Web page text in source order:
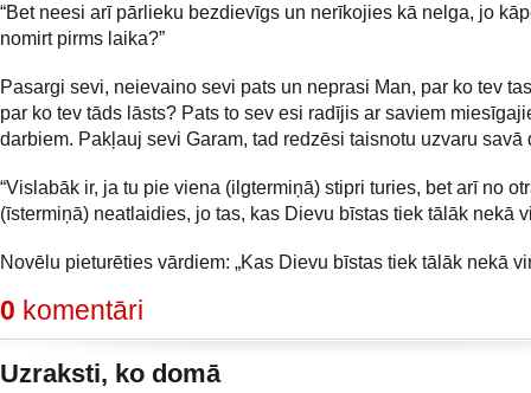
“Bet neesi arī pārlieku bezdievīgs un nerīkojies kā nelga, jo
nomirt pirms laika?”
Pasargi sevi, neievaino sevi pats un neprasi Man, par ko tev
par ko tev tāds lāsts? Pats to sev esi radījis ar saviem
darbiem. Pakļauj sevi Garam, tad redzēsi taisnotu uzvaru savā
“Vislabāk ir, ja tu pie viena (ilgtermiņā) stipri turies, bet arī no
(īstermiņā) neatlaidies, jo tas, kas Dievu bīstas tiek tālāk nekā
Novēlu pieturēties vārdiem: „Kas Dievu bīstas tiek tālāk nekā
0 komentāri
Uzraksti, ko domā